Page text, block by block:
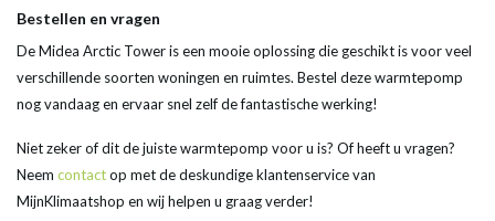
Bestellen en vragen
De Midea Arctic Tower is een mooie oplossing die geschikt is voor veel
verschillende soorten woningen en ruimtes. Bestel deze warmtepomp
nog vandaag en ervaar snel zelf de fantastische werking!
Niet zeker of dit de juiste warmtepomp voor u is? Of heeft u vragen?
Neem contactop met de deskundige klantenservice van
MijnKlimaatshop en wij helpen u graag verder!